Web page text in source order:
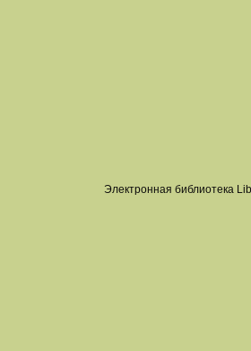
Электронная библиотека